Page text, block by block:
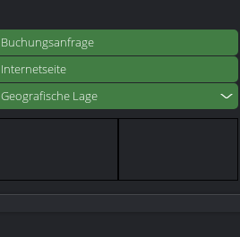
Buchungsanfrage
Internetseite
Geografische Lage